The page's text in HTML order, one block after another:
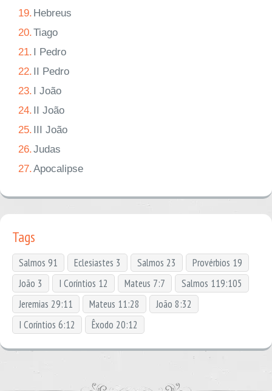
19. Hebreus
20.Tiago
21. I Pedro
22. II Pedro
23. I João
24. II João
25. III João
26.Judas
27.Apocalipse
Tags
Salmos 91 Eclesiastes 3 Salmos 23
Provérbios 19
João 3
I Coríntios 12 Mateus 7:7
Salmos 119:105
Jeremias 29:11
Mateus 11:28
João 8:32
I Coríntios 6:12
Êxodo 20:12